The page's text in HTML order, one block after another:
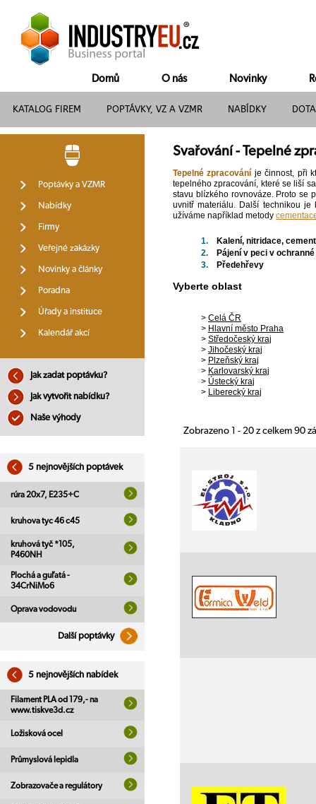
Domů O nás Novinky
KATALOG FIREM POPTÁVKY, VZ A VZMR NABÍDKY
Poptávky a VZMR
Nabídky
Firmy
Veřejné zakázky
Novinky a články
Poradna
Úřady a instituce
Kalendář akcí
Jak zadat poptávku?
Jak vytvořit nabídku?
Naše výhody
5 nejnovějších poptávek
rúra 20x7, E235+C
kruhova tyc 46 c45
kruhová tyč *105,
P460NH
Plochá a guľatá -
34CrNiMo6
Oprava vodovodu
Další poptávky
5 nejnovějších nabídek
Filament PLA od 179,- na
www.tiskve3d.cz
Ložisková ocel
Průmyslová lepidla
Zobrazovače a regulátory
Svařování - Tepelné
Tepelné zpracování je činnost, při
tepelného zpracování, které se liší
stavu blízkého rovnováze. Proto se
uvnitř materiálu. Další technikou je
užíváme například metody
1.
Kalení, nitridace,
2.
Pájení v peci v
3.
Předehřevy
Vyberte oblast
> Celá ČR
> Hlavní město Praha
> Středočeský kraj
> Jihočeský kraj
> Plzeňský kraj
> Karlovarský kraj
> Ústecký kraj
> Liberecký kraj
Zobrazeno 1 - 20 z celkem 90